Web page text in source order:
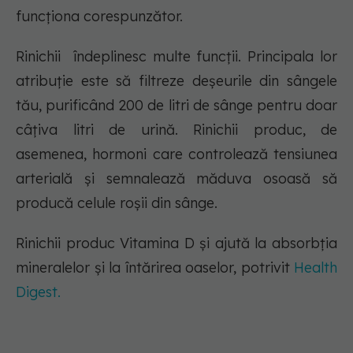
funcționa corespunzător.
Rinichii îndeplinesc multe funcții. Principala lor
atribuție este să filtreze deșeurile din sângele
tău, purificând 200 de litri de sânge pentru doar
câțiva litri de urină. Rinichii produc, de
asemenea, hormoni care controlează tensiunea
arterială și semnalează măduva osoasă să
producă celule roșii din sânge.
Rinichii produc Vitamina D și ajută la absorbția
mineralelor și la întărirea oaselor, potrivit Health
Digest.